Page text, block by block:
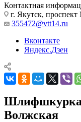
Контактная
г. Якутск,
355472@vtt14.ru
Вконтакте
Яндекс.Дзен
Шлифшкурка
Волжская